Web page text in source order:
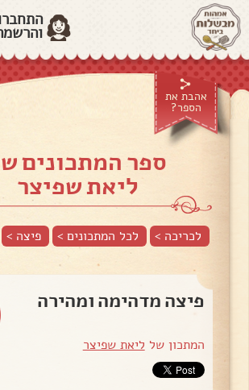
אהבת את
הספר?
ספר המתכונים
ליאת שפיצר
לכריכה > לכל המתכונים > פיצה >
פיצה מדהימה ומהירה
המתכון של ליאת שפיצר